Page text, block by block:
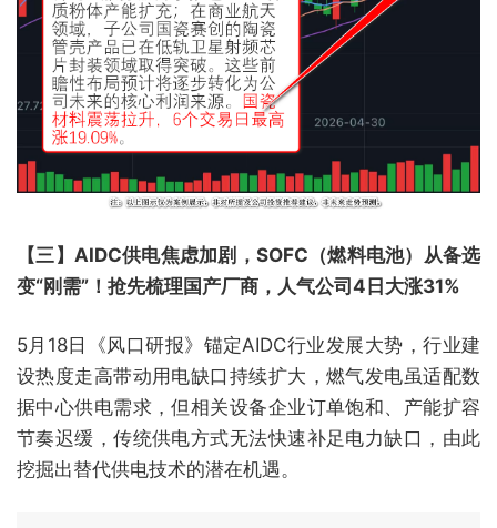
【三】AIDC供电焦虑加剧，SOFC（燃料电池）从备选
变“刚需”！抢先梳理国产厂商，人气公司4日大涨31%
5月18日《风口研报》锚定AIDC行业发展大势，行业建
设热度走高带动用电缺口持续扩大，燃气发电虽适配数
据中心供电需求，但相关设备企业订单饱和、产能扩容
节奏迟缓，传统供电方式无法快速补足电力缺口，由此
挖掘出替代供电技术的潜在机遇。